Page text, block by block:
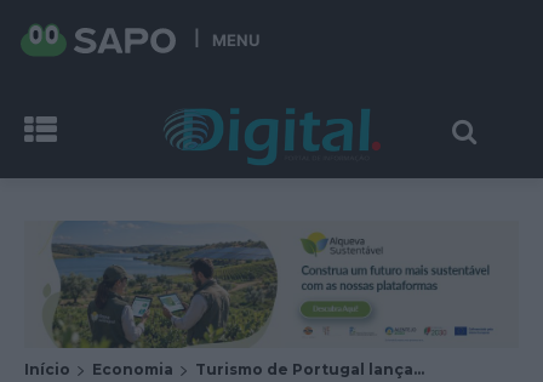
MENU
Início Economia Turismo de Portugal lança...